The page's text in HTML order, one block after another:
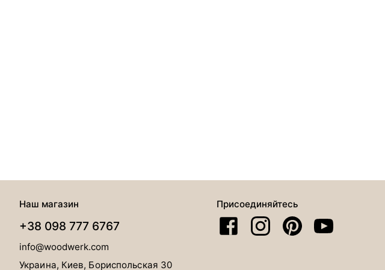
Наш магазин
+38 098 777 6767
info@woodwerk.com
Украина, Киев, Бориспольская 30
Присоединяйтесь